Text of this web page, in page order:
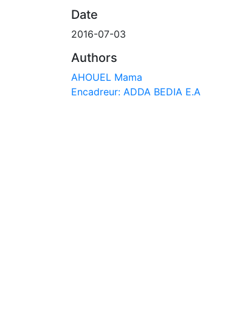
Date
2016-07-03
Authors
AHOUEL Mama
Encadreur: ADDA BEDIA E.A